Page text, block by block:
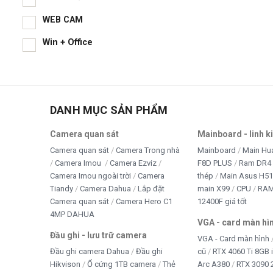
WEB CAM
Win + Office
DANH MỤC SẢN PHẨM
Camera quan sát
Camera quan sát
Camera Trong nhà
Camera Imou
Camera Ezviz
Camera Imou ngoài trời
Camera
Tiandy
Camera Dahua
Lắp đặt
Camera quan sát
Camera Hero C1
4MP DAHUA
Đầu ghi - lưu trữ camera
Đầu ghi camera Dahua
Đầu ghi
Hikvison
Ổ cứng 1TB camera
Thẻ
Mainboard - linh
Mainboard
Main
F8D PLUS
Ram
thép
Main Asus
main X99
CPU
12400F giá tốt
VGA - card màn
VGA - Card màn hình
cũ
RTX 4060 Ti 8GB
Arc A380
RTX 3090